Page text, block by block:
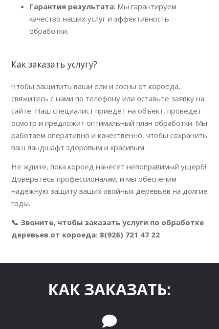
Гарантия результата: Мы гарантируем
качество наших услуг и эффективность
обработки.
Как заказать услугу?
Чтобы защитить ваши ели и сосны от короеда,
свяжитесь с нами по телефону или оставьте заявку на
сайте. Наш специалист приедет на объект, проведет
осмотр и предложит оптимальный план обработки. Мы
работаем оперативно и качественно, чтобы сохранить
ваш ландшафт здоровым и красивым.
Не ждите, пока короед нанесет непоправимый ущерб!
Доверьтесь профессионалам, и мы обеспечим
надежную защиту ваших хвойных деревьев на долгие
годы.
📞 Звоните, чтобы заказать услуги по обработке
деревьев от короеда: 8(926) 721 47 22
КАК ЗАКАЗАТЬ: